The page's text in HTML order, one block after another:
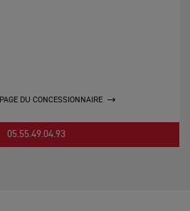
PAGE DU CONCESSIONNAIRE
05.55.49.04.93